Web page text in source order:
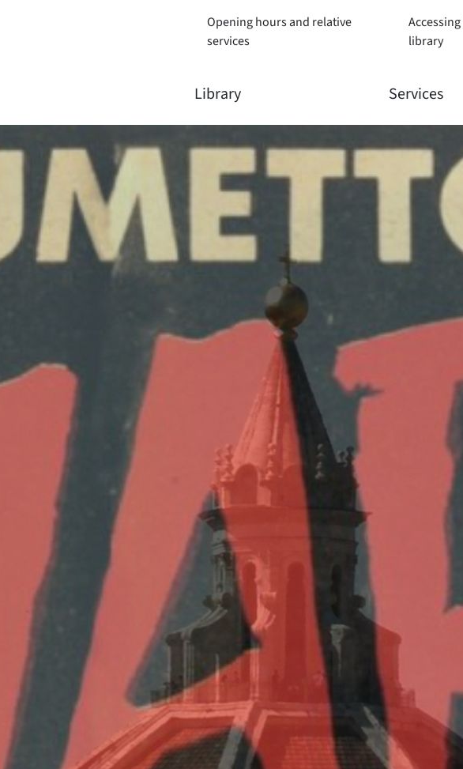
Opening hours and relative
services
library
Library Services